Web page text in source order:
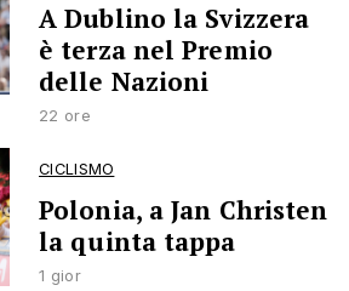
A Dublino la Svizzera
è terza nel Premio
delle Nazioni
22 ore
CICLISMO
Polonia, a Jan Christen
la quinta tappa
1 gior